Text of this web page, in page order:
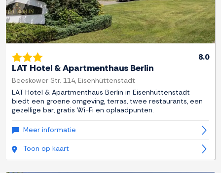
8.0
LAT Hotel & Apartmenthaus Berlin
Beeskower Str. 114, Eisenhüttenstadt
LAT Hotel & Apartmenthaus Berlin in Eisenhüttenstadt
biedt een groene omgeving, terras, twee restaurants, een
gezellige bar, gratis Wi-Fi en oplaadpunten.
Meer informatie
Toon op kaart